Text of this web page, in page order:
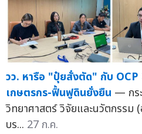
วว. หารือ "ปุ๋ยสั่งตัด" กับ
เกษตรกร-ฟื้นฟูดินยั่งยืน — กร
วิทยาศาสตร์ วิจัยและนวัตกรรม
บร... 27 ก.ค.